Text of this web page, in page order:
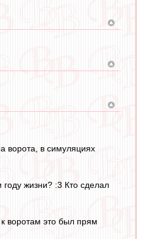
ворота, в симуляциях
жизни? :3 Кто сделал
воротам это был прям